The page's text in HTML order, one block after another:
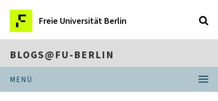
Freie Universität Berlin
BLOGS@FU-BERLIN
MENÜ